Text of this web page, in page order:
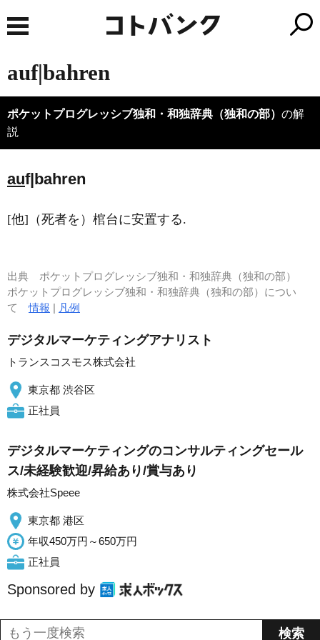
auf|bahren
ポケットプログレッシブ独和・和独辞典（独和の部） の解
説
auf|bahren
[他]（死者を）棺台に安置する.
出典 ポケットプログレッシブ独和・和独辞典（独和の部）
ポケットプログレッシブ独和・和独辞典（独和の部）につい
て情報 | 凡例
デジタルマーケティングアナリスト
トランスコスモス株式会社
東京都 渋谷区
正社員
デジタルマーケティングのコンサルティングセール
ス/未経験歓迎/昇給あり/賞与あり
株式会社Speee
東京都 港区
年収450万円～650万円
正社員
Sponsored by